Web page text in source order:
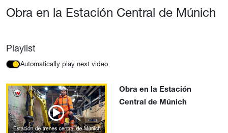
Obra en la Estación Central de Múnich
Playlist
Automatically play next video
Obra en la Estación
Central de Múnich